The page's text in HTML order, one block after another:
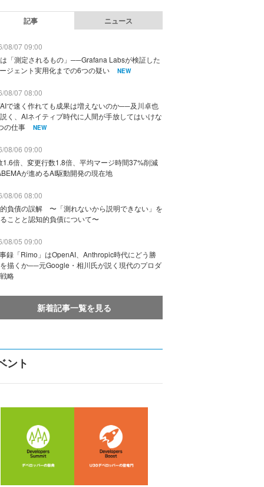
記事 ニュース
08/07 09:00
「測定されるもの」──Grafana Labsが検証した
ジェント実用化までの6つの疑い
NEW
08/07 08:00
で速く作れても成果は増えないのか──及川卓也
く、AIネイティブ時代に人間が手放してはいけな
の仕事
NEW
08/06 09:00
1.6倍、変更行数1.8倍、平均マージ時間37%削減
が進めるAI駆動開発の現在地
08/06 08:00
負債の誤解 〜「測れないから説明できない」を
ことと認知的負債について〜
08/05 09:00
録「Rimo」はOpenAI、Anthropic時代にどう勝
描くか──元Google・相川氏が説く現代のプロダ
略
新着記事一覧を見る
ント